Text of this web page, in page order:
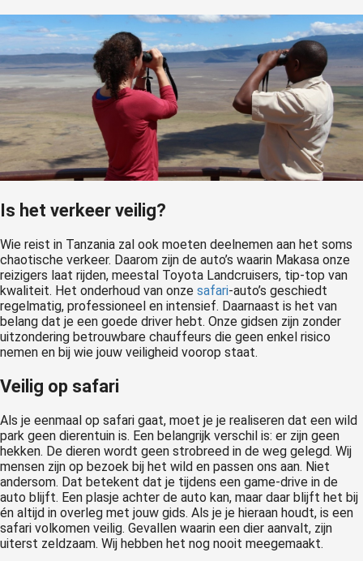
Is het verkeer veilig?
Wie reist in Tanzania zal ook moeten deelnemen aan het soms
chaotische verkeer. Daarom zijn de auto’s waarin Makasa onze
reizigers laat rijden, meestal Toyota Landcruisers, tip-top van
kwaliteit. Het onderhoud van onze safari-auto’s geschiedt
regelmatig, professioneel en intensief. Daarnaast is het van
belang dat je een goede driver hebt. Onze gidsen zijn zonder
uitzondering betrouwbare chauffeurs die geen enkel risico
nemen en bij wie jouw veiligheid voorop staat.
Veilig op safari
Als je eenmaal op safari gaat, moet je je realiseren dat een wild
park geen dierentuin is. Een belangrijk verschil is: er zijn geen
hekken. De dieren wordt geen strobreed in de weg gelegd. Wij
mensen zijn op bezoek bij het wild en passen ons aan. Niet
andersom. Dat betekent dat je tijdens een game-drive in de
auto blijft. Een plasje achter de auto kan, maar daar blijft het bij
én altijd in overleg met jouw gids. Als je je hieraan houdt, is een
safari volkomen veilig. Gevallen waarin een dier aanvalt, zijn
uiterst zeldzaam. Wij hebben het nog nooit meegemaakt.